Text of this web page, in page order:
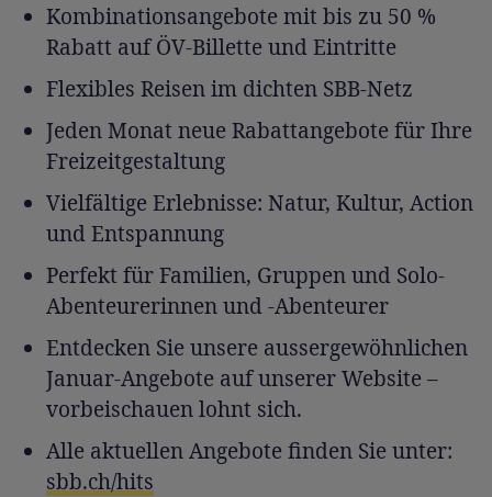
Kombinationsangebote mit bis zu 50 %
Rabatt auf ÖV-Billette und Eintritte
Flexibles Reisen im dichten SBB-Netz
Jeden Monat neue Rabattangebote für Ihre
Freizeitgestaltung
Vielfältige Erlebnisse: Natur, Kultur, Action
und Entspannung
Perfekt für Familien, Gruppen und Solo-
Abenteurerinnen und -Abenteurer
Entdecken Sie unsere aussergewöhnlichen
Januar-Angebote auf unserer Website –
vorbeischauen lohnt sich.
Alle aktuellen Angebote finden Sie unter:
sbb.ch/hits